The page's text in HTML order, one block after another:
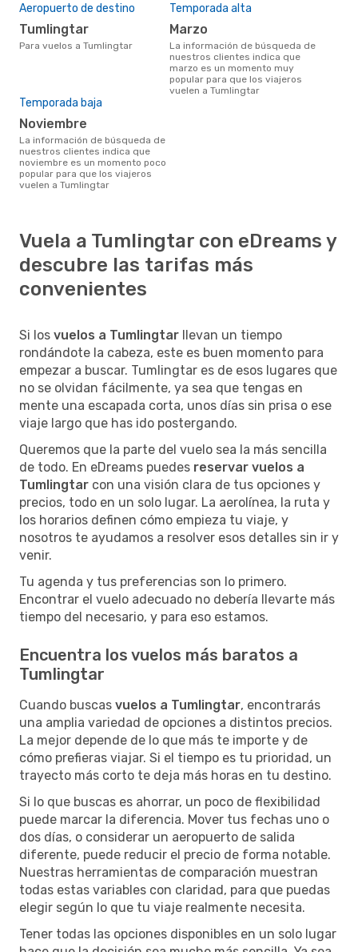
Aeropuerto de destino
Tumlingtar
Para vuelos a Tumlingtar
Temporada alta
marzo
La información de búsqueda de
nuestros clientes indica que
marzo es un momento muy
popular para que los viajeros
vuelen a Tumlingtar
Temporada baja
noviembre
La información de búsqueda de
nuestros clientes indica que
noviembre es un momento poco
popular para que los viajeros
vuelen a Tumlingtar
Vuela a Tumlingtar con eDreams y
descubre las tarifas más
convenientes
Si los vuelos a Tumlingtar llevan un tiempo
rondándote la cabeza, este es buen momento para
empezar a buscar. Tumlingtar es de esos lugares que
no se olvidan fácilmente, ya sea que tengas en
mente una escapada corta, unos días sin prisa o ese
viaje largo que has ido postergando.
Queremos que la parte del vuelo sea la más sencilla
de todo. En eDreams puedes reservar vuelos a
Tumlingtar con una visión clara de tus opciones y
precios, todo en un solo lugar. La aerolínea, la ruta y
los horarios definen cómo empieza tu viaje, y
nosotros te ayudamos a resolver esos detalles sin ir y
venir.
Tu agenda y tus preferencias son lo primero.
Encontrar el vuelo adecuado no debería llevarte más
tiempo del necesario, y para eso estamos.
Encuentra los vuelos más baratos a
Tumlingtar
Cuando buscas vuelos a Tumlingtar, encontrarás
una amplia variedad de opciones a distintos precios.
La mejor depende de lo que más te importe y de
cómo prefieras viajar. Si el tiempo es tu prioridad, un
trayecto más corto te deja más horas en tu destino.
Si lo que buscas es ahorrar, un poco de flexibilidad
puede marcar la diferencia. Mover tus fechas uno o
dos días, o considerar un aeropuerto de salida
diferente, puede reducir el precio de forma notable.
Nuestras herramientas de comparación muestran
todas estas variables con claridad, para que puedas
elegir según lo que tu viaje realmente necesita.
Tener todas las opciones disponibles en un solo lugar